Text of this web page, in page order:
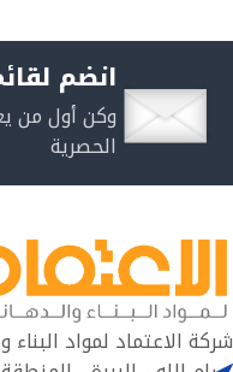
انضم
وكن أول من
الحصرية
شركة الاعتماد لمواد البناء